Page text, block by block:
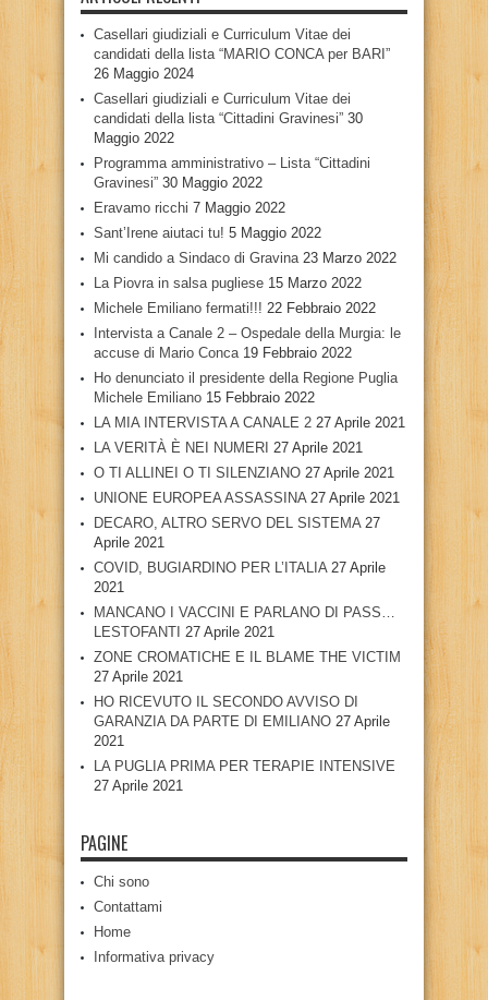
Casellari giudiziali e Curriculum Vitae dei
candidati della lista “MARIO CONCA per BARI”
26 Maggio 2024
Casellari giudiziali e Curriculum Vitae dei
candidati della lista “Cittadini Gravinesi” 30
Maggio 2022
Programma amministrativo – Lista “Cittadini
Gravinesi” 30 Maggio 2022
Eravamo ricchi 7 Maggio 2022
Sant’Irene aiutaci tu! 5 Maggio 2022
Mi candido a Sindaco di Gravina 23 Marzo 2022
La Piovra in salsa pugliese 15 Marzo 2022
Michele Emiliano fermati!!! 22 Febbraio 2022
Intervista a Canale 2 – Ospedale della Murgia: le
accuse di Mario Conca 19 Febbraio 2022
Ho denunciato il presidente della Regione Puglia
Michele Emiliano 15 Febbraio 2022
LA MIA INTERVISTA A CANALE 2 27 Aprile 2021
LA VERITÀ È NEI NUMERI 27 Aprile 2021
O TI ALLINEI O TI SILENZIANO 27 Aprile 2021
UNIONE EUROPEA ASSASSINA 27 Aprile 2021
DECARO, ALTRO SERVO DEL SISTEMA 27
Aprile 2021
COVID, BUGIARDINO PER L’ITALIA 27 Aprile
2021
MANCANO I VACCINI E PARLANO DI PASS…
LESTOFANTI 27 Aprile 2021
ZONE CROMATICHE E IL BLAME THE VICTIM
27 Aprile 2021
HO RICEVUTO IL SECONDO AVVISO DI
GARANZIA DA PARTE DI EMILIANO 27 Aprile
2021
LA PUGLIA PRIMA PER TERAPIE INTENSIVE
27 Aprile 2021
PAGINE
Chi sono
Contattami
Home
Informativa privacy